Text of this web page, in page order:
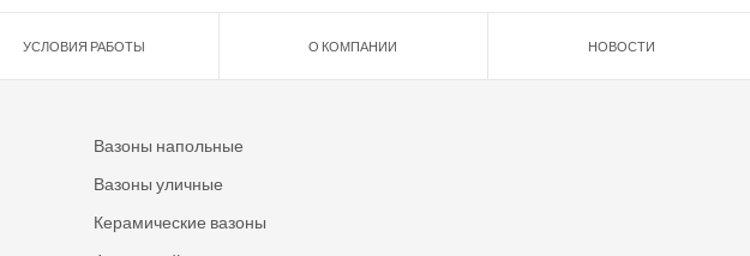
УСЛОВИЯ РАБОТЫ О КОМПАНИИ НОВОСТИ
Вазоны напольные
Вазоны уличные
Керамические вазоны